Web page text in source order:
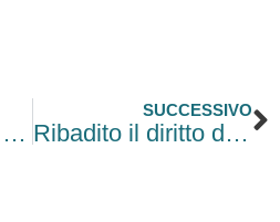
La “giusta causa” di licenziamento
SUCCESSIVO
Ribadito il diritto del dipendente all’accesso ai propri dati